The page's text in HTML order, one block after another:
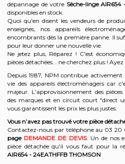
dépannage de votre Sèche-linge AIR654
disponibles en stock.
Quoi qu'en disent les vendeurs de
enseignes, nos appareils
encombrants dès la première panne. Il
pour leur donner une nouvelle vie.
Ne jetez plus, Réparez ! C'est
pièces détachées... ne cherchez plus !
Depuis 1987, NPM contribue activement
vie des appareils électroménagers car
majeur. L'approvisionnement des
des marques et en circuit court "direct
vous garantissent les prix les plus justes.
Vous n’avez pas trouvé votre pièce
Contactez-nous par téléphone au 03 20
page DEMANDE DE DEVIS. Un de nos
pièce détachée qu'il vous faut pour la
AIR654 - 24EATHFFB THOMSON